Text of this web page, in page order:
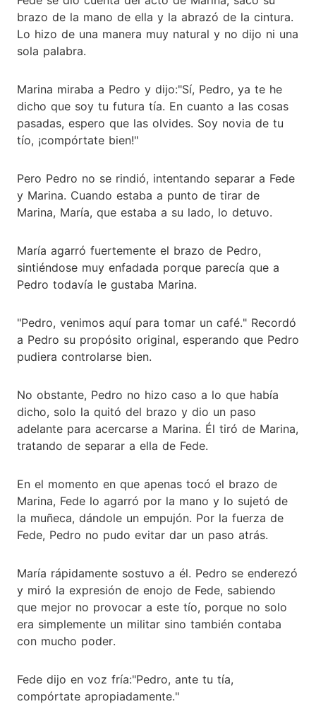
brazo de la mano de ella y la abrazó de la cintura.
Lo hizo de una manera muy natural y no dijo ni una
sola palabra.
Marina miraba a Pedro y dijo:"Sí, Pedro, ya te he
dicho que soy tu futura tía. En cuanto a las cosas
pasadas, espero que las olvides. Soy novia de tu
tío, ¡compórtate bien!"
Pero Pedro no se rindió, intentando separar a Fede
y Marina. Cuando estaba a punto de tirar de
Marina, María, que estaba a su lado, lo detuvo.
María agarró fuertemente el brazo de Pedro,
sintiéndose muy enfadada porque parecía que a
Pedro todavía le gustaba Marina.
"Pedro, venimos aquí para tomar un café." Recordó
a Pedro su propósito original, esperando que Pedro
pudiera controlarse bien.
No obstante, Pedro no hizo caso a lo que había
dicho, solo la quitó del brazo y dio un paso
adelante para acercarse a Marina. Él tiró de Marina,
tratando de separar a ella de Fede.
En el momento en que apenas tocó el brazo de
Marina, Fede lo agarró por la mano y lo sujetó de
la muñeca, dándole un empujón. Por la fuerza de
Fede, Pedro no pudo evitar dar un paso atrás.
María rápidamente sostuvo a él. Pedro se enderezó
y miró la expresión de enojo de Fede, sabiendo
que mejor no provocar a este tío, porque no solo
era simplemente un militar sino también contaba
con mucho poder.
Fede dijo en voz fría:"Pedro, ante tu tía,
compórtate apropiadamente."